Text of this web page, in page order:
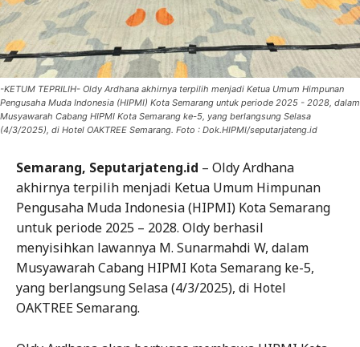
-KETUM TEPRILIH- Oldy Ardhana akhirnya terpilih menjadi Ketua Umum Himpunan
Pengusaha Muda Indonesia (HIPMI) Kota Semarang untuk periode 2025 - 2028, dalam
Musyawarah Cabang HIPMI Kota Semarang ke-5, yang berlangsung Selasa
(4/3/2025), di Hotel OAKTREE Semarang. Foto : Dok.HIPMI/seputarjateng.id
Semarang, Seputarjateng.id – Oldy Ardhana
akhirnya terpilih menjadi Ketua Umum Himpunan
Pengusaha Muda Indonesia (HIPMI) Kota Semarang
untuk periode 2025 – 2028. Oldy berhasil
menyisihkan lawannya M. Sunarmahdi W, dalam
Musyawarah Cabang HIPMI Kota Semarang ke-5,
yang berlangsung Selasa (4/3/2025), di Hotel
OAKTREE Semarang.